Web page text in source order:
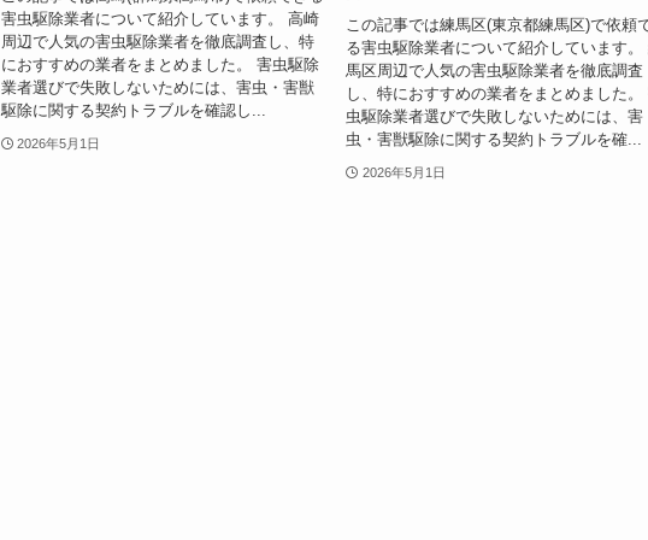
害虫駆除業者について紹介しています。 高崎
周辺で人気の害虫駆除業者を徹底調査し、特
におすすめの業者をまとめました。 害虫駆除
業者選びで失敗しないためには、害虫・害獣
駆除に関する契約トラブルを確認し...
2026年5月1日
この記事では練馬区(東京都練馬区)で依頼
る害虫駆除業者について紹介しています。
馬区周辺で人気の害虫駆除業者を徹底調査
し、特におすすめの業者をまとめました。
虫駆除業者選びで失敗しないためには、害
虫・害獣駆除に関する契約トラブルを確...
2026年5月1日